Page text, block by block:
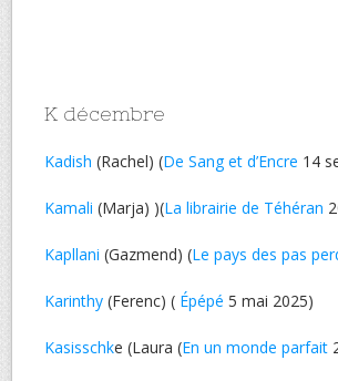
K décembre
Kadish (Rachel) (De Sang et d’Encre 14
Kamali (Marja) )(La librairie de Téhéran
Kapllani (Gazmend) (Le pays des pas
Karinthy (Ferenc) ( Épépé 5 mai 2025)
Kasisschke (Laura (En un monde parfait